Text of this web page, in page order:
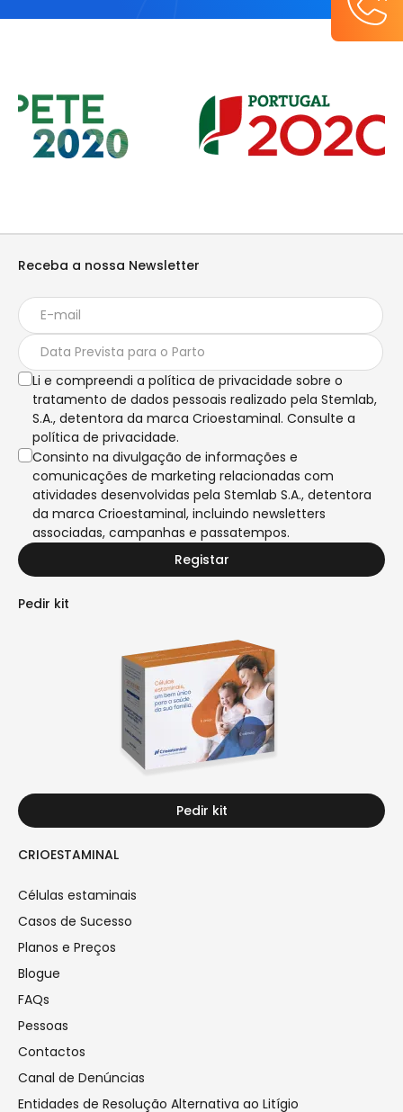
CRIOESTAMINAL
Células estaminais
Casos de Sucesso
Planos e Preços
Blogue
FAQs
Pessoas
Contactos
Canal de Denúncias
Entidades de Resolução Alternativa ao Litígio
Pedir kit
Pedir kit
Receba a nossa Newsletter
Li e compreendi a política de privacidade sobre o
tratamento de dados pessoais realizado pela Stemlab,
S.A., detentora da marca Crioestaminal. Consulte a
política de privacidade.
Consinto na divulgação de informações e
comunicações de marketing relacionadas com
atividades desenvolvidas pela Stemlab S.A., detentora
da marca Crioestaminal, incluindo newsletters
associadas, campanhas e passatempos.
Registar